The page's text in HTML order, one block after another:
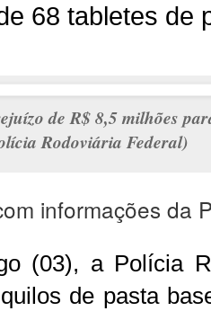
68 tabletes de
de R$ 8,5 milhões
Rodoviária Federal)
informações da
(03), a Polícia
de pasta